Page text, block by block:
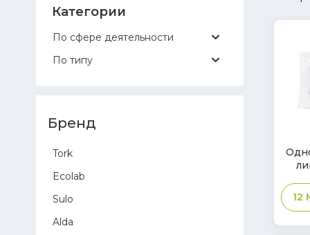
Категории
По сфере деятельности
По типу
Бренд
Tork
Ecolab
Sulo
Alda
В
12